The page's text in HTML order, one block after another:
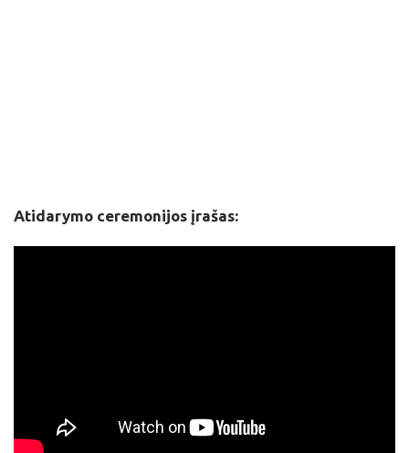
Atidarymo ceremonijos įrašas: